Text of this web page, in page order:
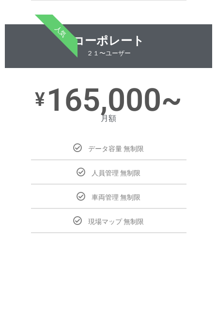
人気
コーポレート
２１〜ユーザー
¥165,000~
月額
データ容量 無制限
人員管理 無制限
車両管理 無制限
現場マップ 無制限